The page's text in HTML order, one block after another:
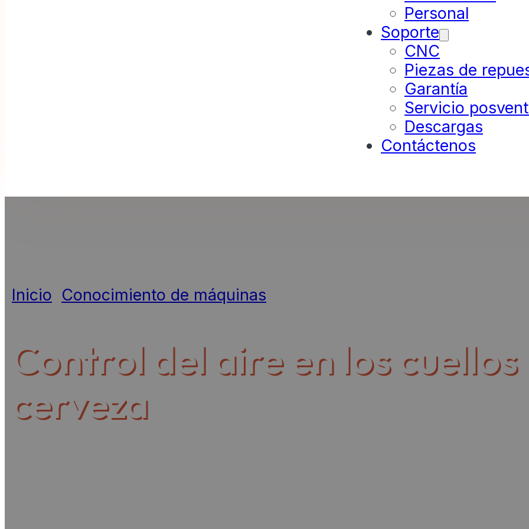
Personal
Soporte
CNC
Piezas de
Garantía
Servicio
Descargas
Contáctenos
Inicio Conocimiento de máquinas
Control del aire en los
cerveza